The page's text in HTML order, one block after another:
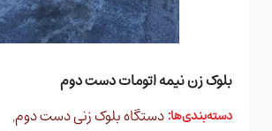
بلوک زن نیمه اتومات دست دوم
دسته‌بندی‌ها:دستگاه بلوک زنی دست دوم,